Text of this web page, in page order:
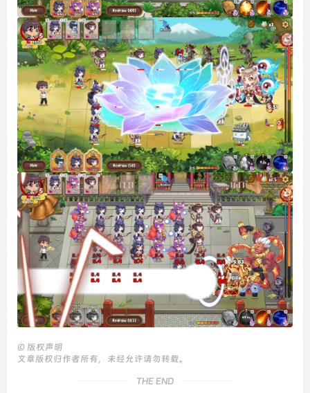
© 版权声明
文章版权归作者所有，未经允许请勿转载。
THE END